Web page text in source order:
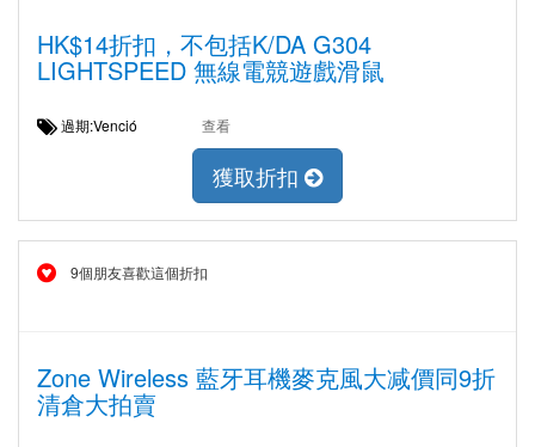
HK$14折扣，不包括K/DA G304
LIGHTSPEED 無線電競遊戲滑鼠
過期:Venció 查看
獲取折扣
9個朋友喜歡這個折扣
Zone Wireless 藍牙耳機麥克風大减價同9折
清倉大拍賣